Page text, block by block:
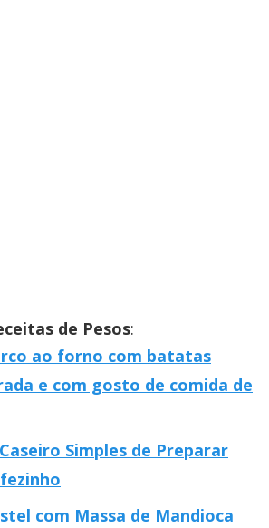
de Pesos:
ao forno com batatas
e com gosto de comida de
Simples de Preparar
com Massa de Mandioca